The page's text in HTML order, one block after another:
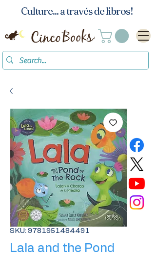
Culture... a través de libros!
SKU: 9781951484491
Lala and the Pond